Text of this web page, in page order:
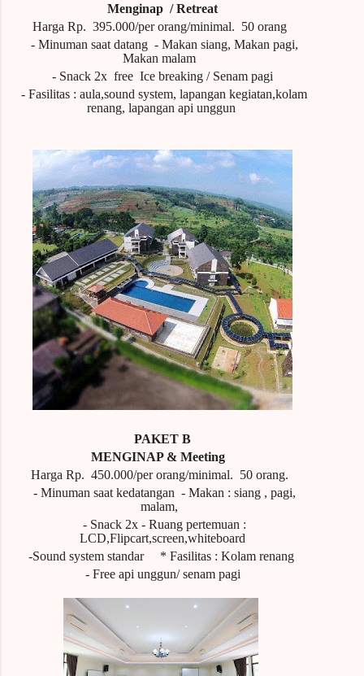
Menginap / Retreat
Harga Rp. 395.000/per orang/minimal. 50 orang
- Minuman saat datang - Makan siang, Makan pagi,
Makan malam
- Snack 2x free Ice breaking / Senam pagi
- Fasilitas : aula,sound system, lapangan kegiatan,kolam
renang, lapangan api unggun
PAKET B
MENGINAP & Meeting
Harga Rp. 450.000/per orang/minimal. 50 orang.
- Minuman saat kedatangan - Makan : siang , pagi,
malam,
- Snack 2x - Ruang pertemuan :
LCD,Flipcart,screen,whiteboard
-Sound system standar * Fasilitas : Kolam renang
- Free api unggun/ senam pagi